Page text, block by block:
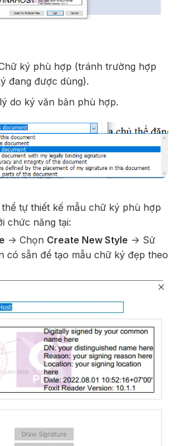
ký phù hợp (tránh trường hợp
đang được dùng).
do ký văn bản phù hợp.
tự thiết kế mẫu chữ ký phù hợp
chức năng tại:
-> Chọn Create New Style -> Sử
có sẵn để tạo mẫu chữ ký đẹp theo